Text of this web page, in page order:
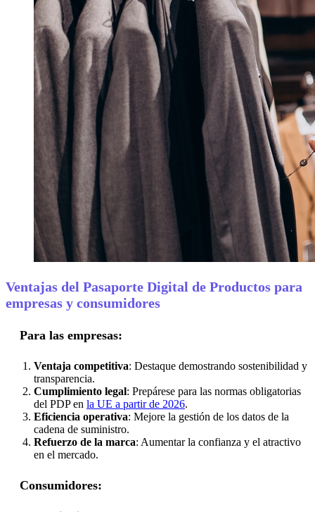
Ventajas del Pasaporte Digital de Productos para
empresas y consumidores
Para las empresas:
Ventaja competitiva: Destaque demostrando sostenibilidad y
transparencia.
Cumplimiento legal: Prepárese para las normas obligatorias
del PDP en la UE a partir de 2026.
Eficiencia operativa: Mejore la gestión de los datos de la
cadena de suministro.
Refuerzo de la marca: Aumentar la confianza y el atractivo
en el mercado.
Consumidores: